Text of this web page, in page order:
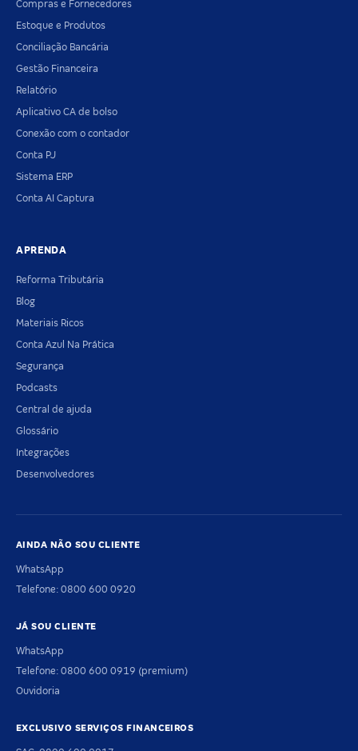
Compras e Fornecedores
Estoque e Produtos
Conciliação Bancária
Gestão Financeira
Relatório
Aplicativo CA de bolso
Conexão com o contador
Conta PJ
Sistema ERP
Conta AI Captura
APRENDA
Reforma Tributária
Blog
Materiais Ricos
Conta Azul Na Prática
Segurança
Podcasts
Central de ajuda
Glossário
Integrações
Desenvolvedores
AINDA NÃO SOU CLIENTE
WhatsApp
Telefone: 0800 600 0920
JÁ SOU CLIENTE
WhatsApp
Telefone: 0800 600 0919 (premium)
Ouvidoria
EXCLUSIVO SERVIÇOS FINANCEIROS